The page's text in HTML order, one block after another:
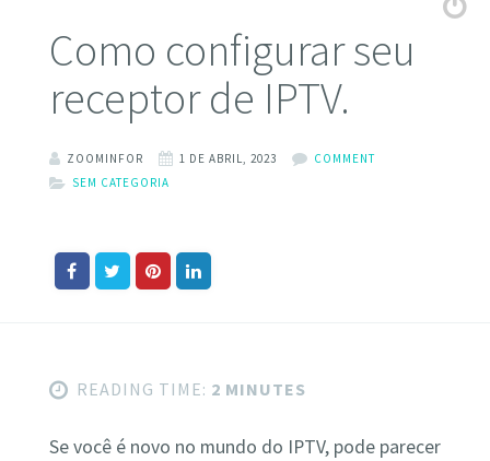
Como configurar seu
receptor de IPTV.
ZOOMINFOR 1 DE ABRIL, 2023
COMMENT
SEM CATEGORIA
READING TIME: 2 MINUTES
Se você é novo no mundo do IPTV, pode parecer